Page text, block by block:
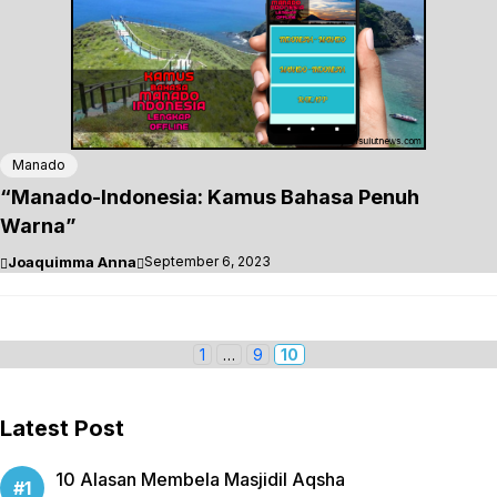
Manado
“Manado-Indonesia: Kamus Bahasa Penuh
Warna”
Joaquimma Anna September 6, 2023
P1 …
P
9
P
10
Latest Post
10 Alasan Membela Masjidil Aqsha